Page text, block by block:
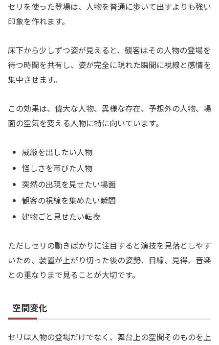
セリを使った登場は、人物を普通に歩いて出すよりも強い
印象を作れます。
床下から少しずつ姿が見えると、観客はその人物の登場を
待つ時間を共有し、姿が完全に現れた瞬間に視線と感情を
集中させます。
この効果は、偉大な人物、異様な存在、予想外の人物、場
面の空気を変える人物に特に向いています。
威厳を出したい人物
怪しさを帯びた人物
突然の出現を見せたい場面
観客の視線を集めたい瞬間
建物ごと見せたい転換
ただしセリの動きばかりに注目すると演技を見落としやす
いため、装置が上がり切った後の姿勢、目線、見得、音楽
との重なりまで見ることが大切です。
空間変化
セリは人物の登場だけでなく、舞台上の空間そのものを上